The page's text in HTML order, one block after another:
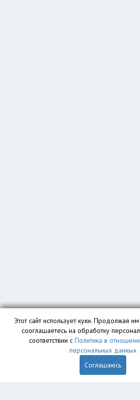
Этот сайт использует куки. Продолжая
сооглашаетесь на обработку
соответствии с Политика в
персональных данных
Соглашаюсь